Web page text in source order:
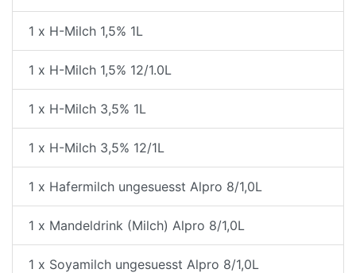
1 x H-Milch 1,5% 1L
1 x H-Milch 1,5% 12/1.0L
1 x H-Milch 3,5% 1L
1 x H-Milch 3,5% 12/1L
1 x Hafermilch ungesuesst Alpro 8/1,0L
1 x Mandeldrink (Milch) Alpro 8/1,0L
1 x Soyamilch ungesuesst Alpro 8/1,0L